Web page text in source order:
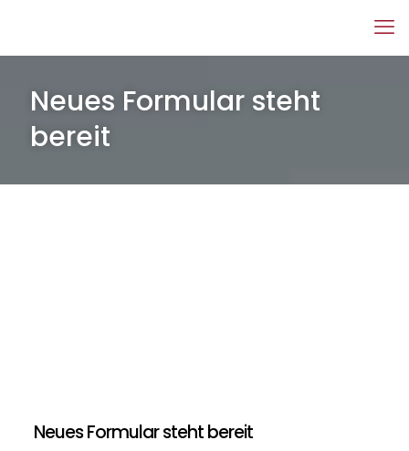
Neues Formular steht
bereit
Neues Formular steht bereit